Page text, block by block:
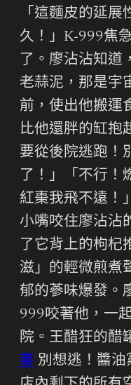
「這麵皮的延
久！」K-999焦
了。廖沾沾知道
老蒜泥，那是宇
前，使出他搬運
比他還胖的缸抱
要從後院逃跑！
了！」「不行！
紅棗我飛不遠！
小嘴咬住廖沾沾
了它背上的枸杞
滋」的輕微煎煮
郁的蔘味爆發。
999咬著他，一
院。王醋狂的醋
養 別想逃！醬油